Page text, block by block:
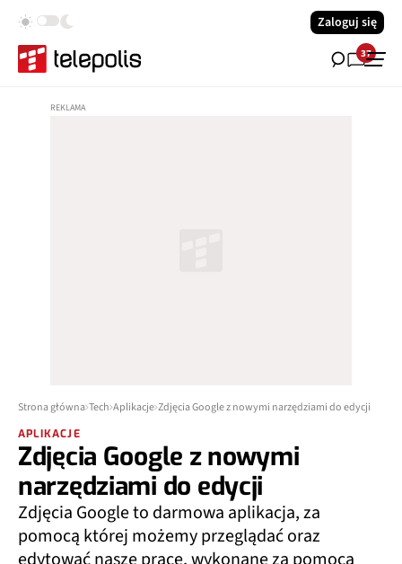
Zaloguj się
37
Strona główna Tech Aplikacje Zdjęcia Google z nowymi narzędziami do edycji
APLIKACJE
Zdjęcia Google z nowymi
narzędziami do edycji
Zdjęcia Google to darmowa aplikacja, za
pomocą której możemy przeglądać oraz